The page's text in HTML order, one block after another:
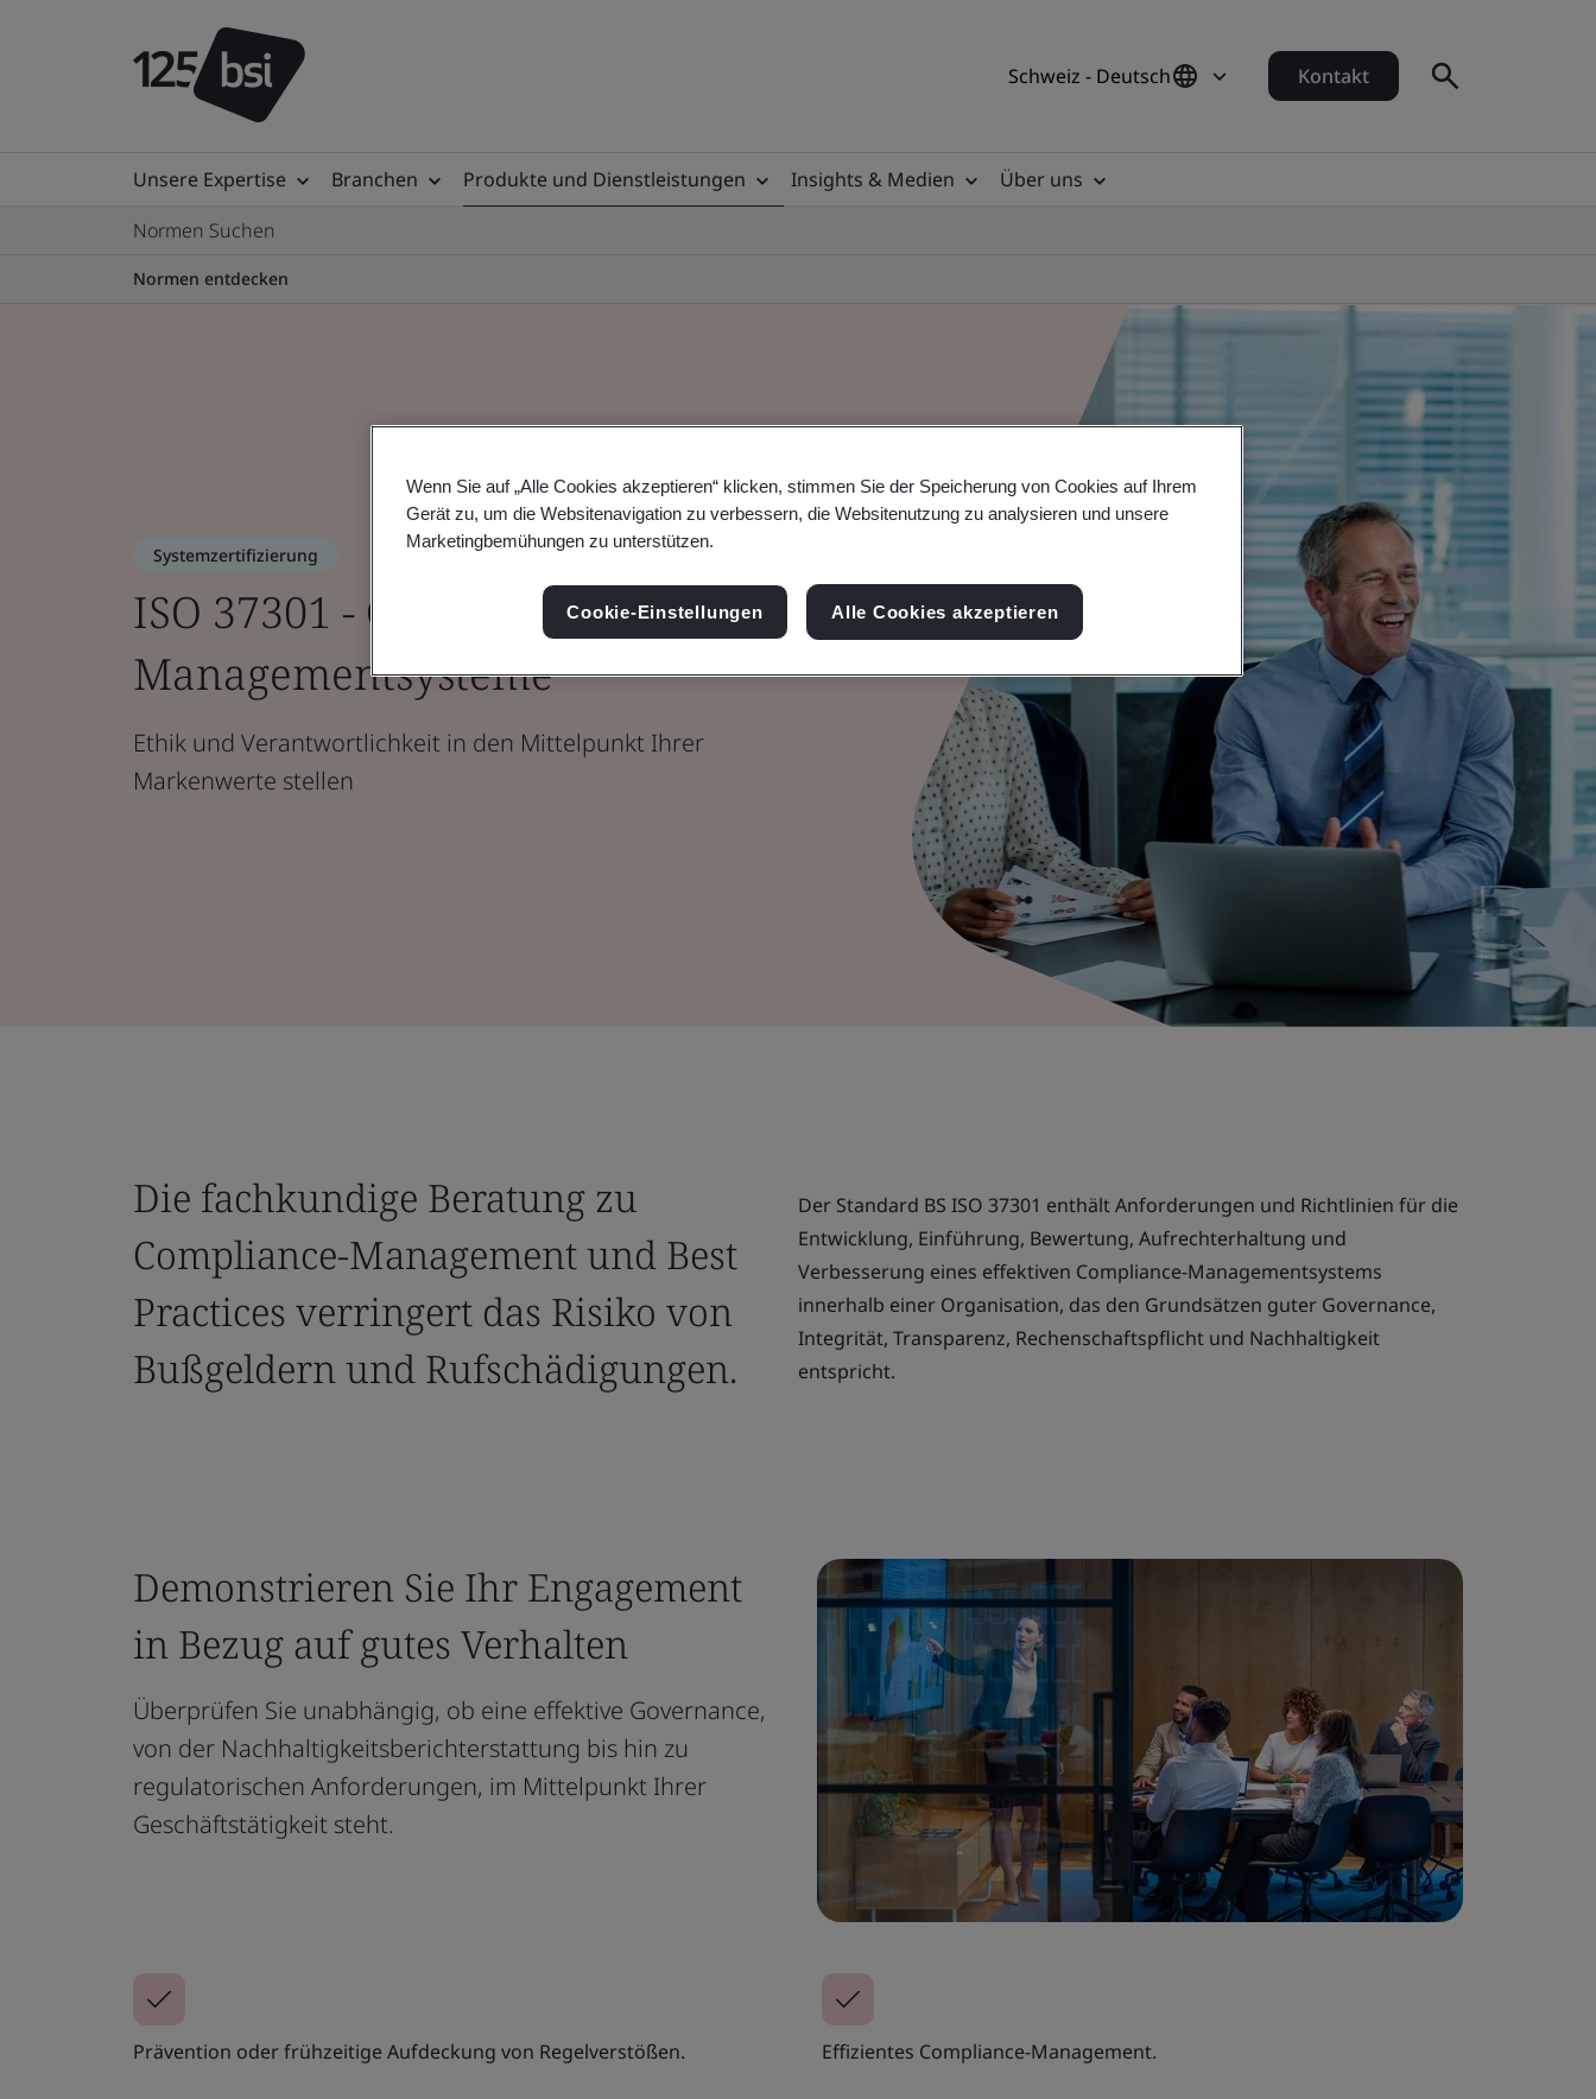
Schweiz - Deutsch Kontakt
Unsere Expertise Branchen Produkte und Dienstleistungen Insights & Medien
Über uns
Normen Suchen
Normen entdecken
Systemzertifizierung
ISO 37301 - Compliance-
Managementsysteme
Ethik und Verantwortlichkeit in den Mittelpunkt Ihrer
Markenwerte stellen
Die fachkundige Beratung zu
Compliance-Management und Best
Practices verringert das Risiko von
Bußgeldern und Rufschädigungen.
Der Standard BS ISO 37301 enthält Anforderungen und Richtlinien für die
Entwicklung, Einführung, Bewertung, Aufrechterhaltung und
Verbesserung eines effektiven Compliance-Managementsystems
innerhalb einer Organisation, das den Grundsätzen guter Governance,
Integrität, Transparenz, Rechenschaftspflicht und Nachhaltigkeit
entspricht.
Demonstrieren Sie Ihr Engagement
in Bezug auf gutes Verhalten
Überprüfen Sie unabhängig, ob eine effektive Governance,
von der Nachhaltigkeitsberichterstattung bis hin zu
regulatorischen Anforderungen, im Mittelpunkt Ihrer
Geschäftstätigkeit steht.
Prävention oder frühzeitige Aufdeckung von Regelverstößen. Effizientes Compliance-Management.
Wenn Sie auf „Alle Cookies akzeptieren“ klicken, stimmen Sie der Speicherung von Cookies auf Ihrem
Gerät zu, um die Websitenavigation zu verbessern, die Websitenutzung zu analysieren und unsere
Marketingbemühungen zu unterstützen.
Cookie-Einstellungen Alle Cookies akzeptieren